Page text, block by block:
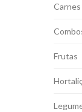
Carnes
Frutas